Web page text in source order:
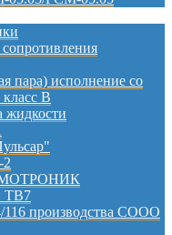
пара) исполнение со
B
жидкости
ТВ7
производства СООО